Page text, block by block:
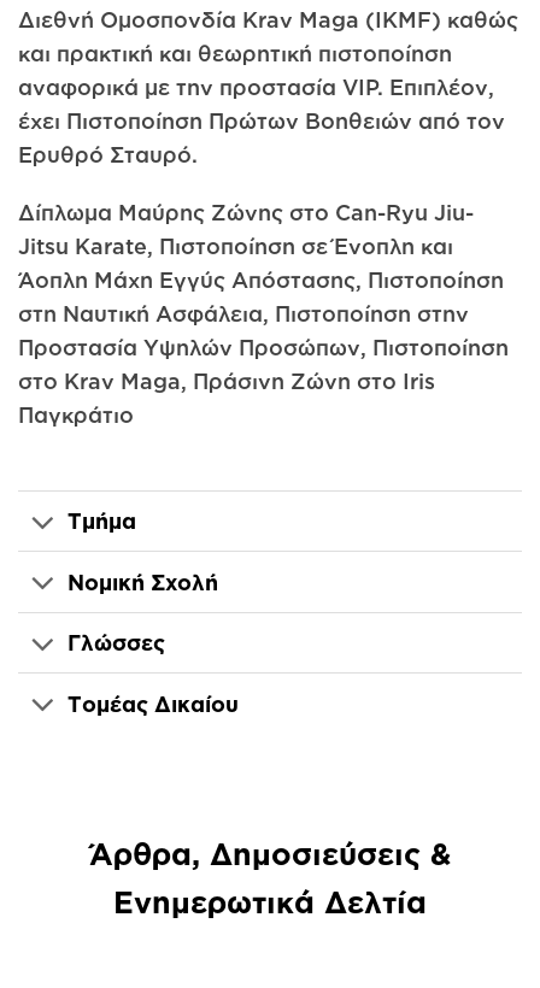
Διεθνή Ομοσπονδία Krav Maga (IKMF) καθώς
και πρακτική και θεωρητική πιστοποίηση
αναφορικά με την προστασία VIP. Επιπλέον,
έχει Πιστοποίηση Πρώτων Βοηθειών από τον
Ερυθρό Σταυρό.
Δίπλωμα Μαύρης Ζώνης στο Can-Ryu Jiu-
Jitsu Karate, Πιστοποίηση σε Ένοπλη και
Άοπλη Μάχη Εγγύς Απόστασης, Πιστοποίηση
στη Ναυτική Ασφάλεια, Πιστοποίηση στην
Προστασία Υψηλών Προσώπων, Πιστοποίηση
στο Krav Maga, Πράσινη Ζώνη στο Iris
Παγκράτιο
Τμήμα
Νομική Σχολή
Γλώσσες
Τομέας Δικαίου
Άρθρα, Δημοσιεύσεις &
Ενημερωτικά Δελτία